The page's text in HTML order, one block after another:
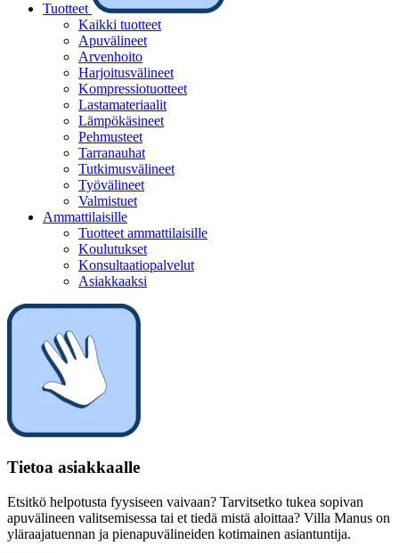
Tuotteet
Kaikki tuotteet
Apuvälineet
Arvenhoito
Harjoitusvälineet
Kompressiotuotteet
Lastamateriaalit
Lämpökäsineet
Pehmusteet
Tarranauhat
Tutkimusvälineet
Työvälineet
Valmistuet
Ammattilaisille
Tuotteet ammattilaisille
Koulutukset
Konsultaatiopalvelut
Asiakkaaksi
Tietoa asiakkaalle
Etsitkö helpotusta fyysiseen vaivaan? Tarvitsetko tukea sopivan
apuvälineen valitsemisessa tai et tiedä mistä aloittaa? Villa Manus on
yläraajatuennan ja pienapuvälineiden kotimainen asiantuntija.